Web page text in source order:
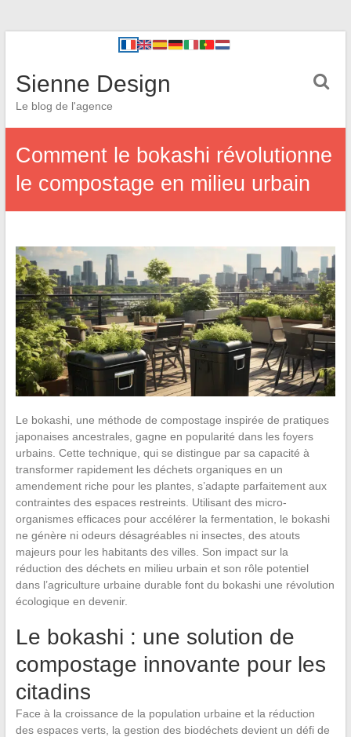
Sienne Design
Le blog de l'agence
Comment le bokashi révolutionne
le compostage en milieu urbain
Le bokashi, une méthode de compostage inspirée de pratiques
japonaises ancestrales, gagne en popularité dans les foyers
urbains. Cette technique, qui se distingue par sa capacité à
transformer rapidement les déchets organiques en un
amendement riche pour les plantes, s’adapte parfaitement aux
contraintes des espaces restreints. Utilisant des micro-
organismes efficaces pour accélérer la fermentation, le bokashi
ne génère ni odeurs désagréables ni insectes, des atouts
majeurs pour les habitants des villes. Son impact sur la
réduction des déchets en milieu urbain et son rôle potentiel
dans l’agriculture urbaine durable font du bokashi une révolution
écologique en devenir.
Le bokashi : une solution de
compostage innovante pour les
citadins
Face à la croissance de la population urbaine et la réduction
des espaces verts, la gestion des biodéchets devient un défi de